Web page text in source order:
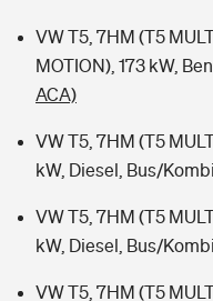
VW T5, 7HM (T5
MOTION), 173 kW,
ACA)
VW T5, 7HM (T5
kW, Diesel, Bus/
VW T5, 7HM (T5
kW, Diesel, Bus/
VW T5, 7HM (T5